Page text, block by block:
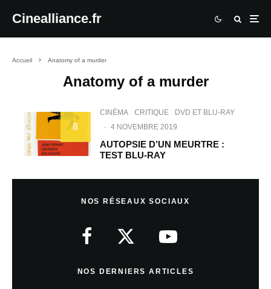
Cinealliance.fr
Accueil Anatomy of a murder
Anatomy of a murder
8
CINÉMA CRITIQUE
DVD ET BLU-RAY
· 4 NOVEMBRE 2019
AUTOPSIE D’UN MEURTRE :
TEST BLU-RAY
NOS RÉSEAUX SOCIAUX
NOS DERNIERS ARTICLES